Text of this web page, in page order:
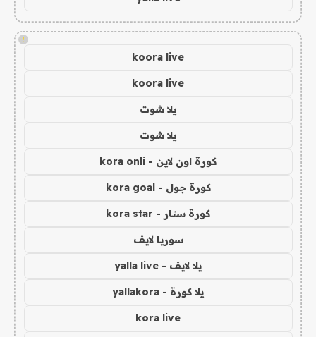
!
koora live
koora live
يلا شوت
يلا شوت
كورة اون لاين - kora onli
كورة جول - kora goal
كورة ستار - kora star
سوريا لايف
يلا لايف - yalla live
يلا كورة - yallakora
kora live